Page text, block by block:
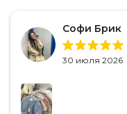
Софи Брик
30 июля 2026